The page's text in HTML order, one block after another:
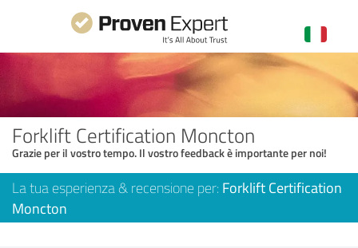
Forklift Certification Moncton
Grazie per il vostro tempo. Il vostro feedback è importante per noi!
La tua esperienza & recensione per: Forklift Certification
Moncton